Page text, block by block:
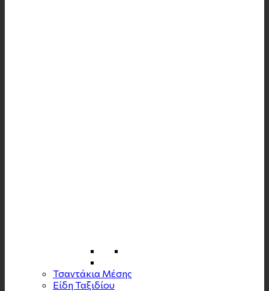
Τσαντάκια Μέσης
Είδη Ταξιδίου